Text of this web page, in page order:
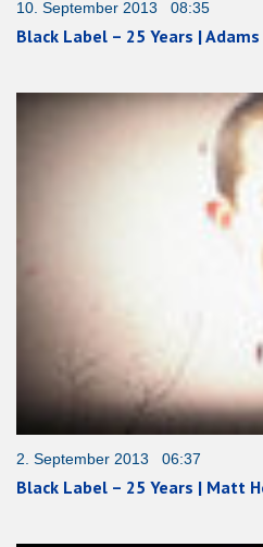
10. September 2013 08:35
Black Label – 25 Years |
2. September 2013 06:37
Black Label – 25 Years | Matt